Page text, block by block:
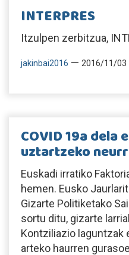
INTERPRES
Itzulpen zerbitzua,
jakinbai2016 — 2016/11/03
COVID 19a dela
uztartzeko
Euskadi irratiko
hemen. Eusko
Gizarte Politiketako
sortu ditu, gizarte
Kontziliazio laguntzak
arteko haurren